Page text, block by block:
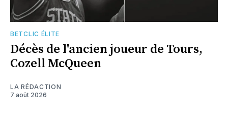
BETCLIC ÉLITE
Décès de l'ancien joueur de Tours,
Cozell McQueen
LA RÉDACTION
7 août 2026